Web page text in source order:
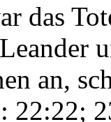
das
an,
22:22;